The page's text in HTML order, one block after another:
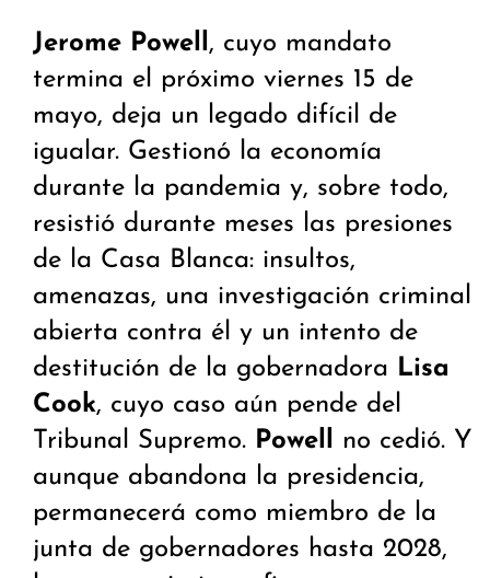
Jerome Powell, cuyo mandato
termina el próximo viernes 15 de
mayo, deja un legado difícil de
igualar. Gestionó la economía
durante la pandemia y, sobre todo,
resistió durante meses las presiones
de la Casa Blanca: insultos,
amenazas, una investigación criminal
abierta contra él y un intento de
destitución de la gobernadora Lisa
Cook, cuyo caso aún pende del
Tribunal Supremo. Powell no cedió. Y
aunque abandona la presidencia,
permanecerá como miembro de la
junta de gobernadores hasta 2028,